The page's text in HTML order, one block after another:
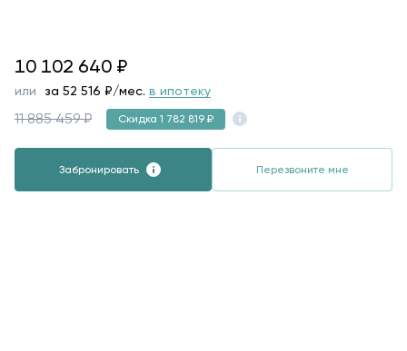
10102640
10 102 640 ₽
или за 52 516 ₽/мес. в ипотеку
11 885 459 ₽ Скидка 1 782 819 ₽
Забронировать Перезвоните мне